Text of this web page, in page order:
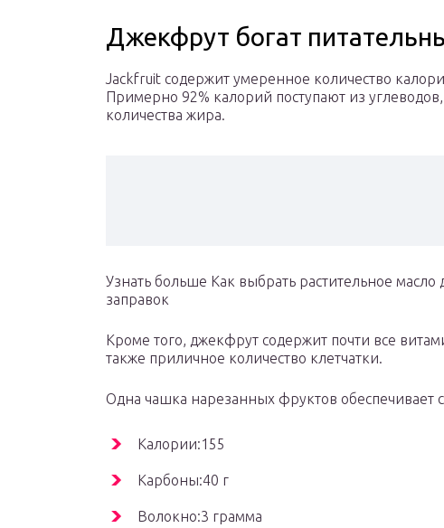
Джекфрут богат
Jackfruit содержит умеренное количество
Примерно 92% калорий поступают из
количества жира.
Узнать больше Как выбрать растительное масло
заправок
Кроме того, джекфрут содержит почти все
также приличное количество клетчатки.
Одна чашка нарезанных фруктов обеспечивает
Калории:155
Карбоны:40 г
Волокно:3 грамма